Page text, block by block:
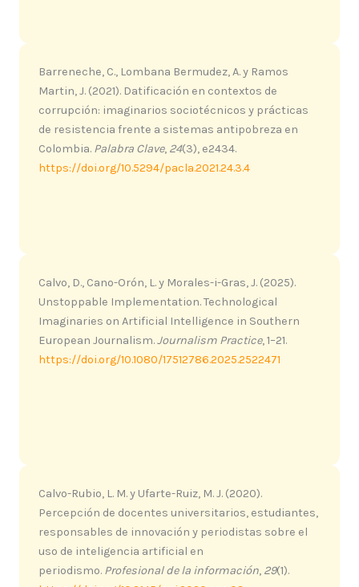
Barreneche, C., Lombana Bermudez, A. y Ramos
Martin, J. (2021). Datificación en contextos de
corrupción: imaginarios sociotécnicos y prácticas
de resistencia frente a sistemas antipobreza en
Colombia. Palabra Clave, 24(3), e2434.
https://doi.org/10.5294/pacla.2021.24.3.4
Calvo, D., Cano-Orón, L. y Morales-i-Gras, J. (2025).
Unstoppable Implementation. Technological
Imaginaries on Artificial Intelligence in Southern
European Journalism.Journalism Practice, 1–21.
https://doi.org/10.1080/17512786.2025.2522471
Calvo-Rubio, L. M. y Ufarte-Ruiz, M. J. (2020).
Percepción de docentes universitarios, estudiantes,
responsables de innovación y periodistas sobre el
uso de inteligencia artificial en
periodismo. Profesional de la información, 29(1).